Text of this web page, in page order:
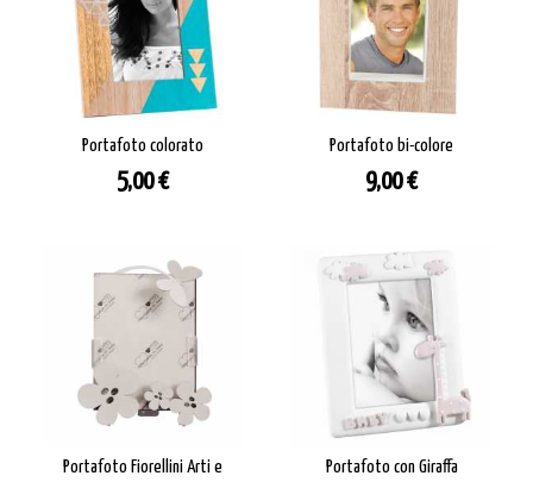
Portafoto colorato
Prezzo
5,00 €
Portafoto bi-colore
Prezzo
9,00 €
Portafoto Fiorellini Arti e
Portafoto con Giraffa